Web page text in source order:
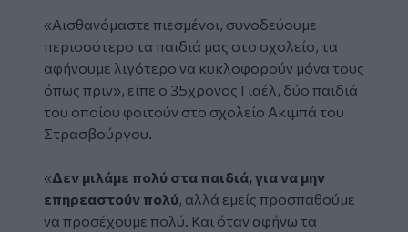
«Αισθανόμαστε πιεσμένοι, συνοδεύουμε
περισσότερο τα παιδιά μας στο σχολείο, τα
αφήνουμε λιγότερο να κυκλοφορούν μόνα τους
όπως πριν», είπε ο 35χρονος Γιαέλ, δύο παιδιά
του οποίου φοιτούν στο σχολείο Ακιμπά του
Στρασβούργου.
«Δεν μιλάμε πολύ στα παιδιά, για να μην
επηρεαστούν πολύ, αλλά εμείς προσπαθούμε
να προσέχουμε πολύ. Και όταν αφήνω τα